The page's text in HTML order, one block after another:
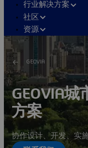
行业解决方案
社区
资源
GEOVIA
GEOVIA城
方案
协作设计、开发、实